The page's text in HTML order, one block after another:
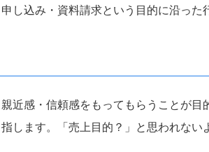
し込み・資料請求という目的に沿った
近感・信頼感をもってもらうことが目
します。「売上目的？」と思われない